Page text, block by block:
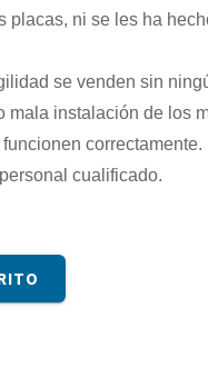
placas, ni se les ha
se venden sin
mala instalación de los
correctamente.
cualificado.